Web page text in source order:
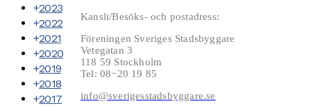
2023
2022
2021
2020
2019
2018
2017
Kansli/Besöks- och postadress:
Föreningen Sveriges Stadsbyggare
Vetegatan 3
118 59 Stockholm
Tel: 08−20 19 85
info@sverigesstadsbyggare.se